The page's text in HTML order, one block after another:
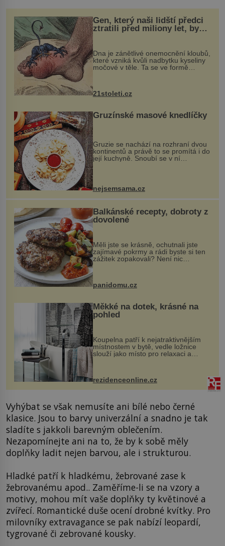
Gen, který naši lidští předci
ztratili před miliony let, by
mohl pomoci s léčbou
„nemoci králů“
Dna je zánětlivé onemocnění kloubů,
které vzniká kvůli nadbytku kyseliny
močové v těle. Ta se ve formě
nohou, a způsobuje bole...
21stoleti.cz
Gruzínské masové knedlíčky
Gruzie se nachází na rozhraní dvou
kontinentů a právě to se promítá i do
její kuchyně. Snoubí se v ní
evropské a asijské chutě a díky tomu
pokrmy, které rozhodně st...
nejsemsama.cz
Balkánské recepty, dobroty z
dovolené
Měli jste se krásně, ochutnali jste
zajímavé pokrmy a rádi byste si ten
zážitek zopakovali? Není nic
snazšího. Pljeskavica (10 porcí)
Možná jste ji ochutnali na dovolené v
panidomu.cz
Měkké na dotek, krásné na
pohled
Koupelna patří k nejatraktivnějším
místnostem v bytě, vedle ložnice
slouží jako místo pro relaxaci a
odpočinek. Koupelnový textil –
ručníky, osušky a koberečky –
mohou jako mávnutím kouzelného
proutku...
rezidenceonline.cz
Vyhýbat se však nemusíte ani bílé nebo černé
klasice. Jsou to barvy univerzální a snadno je tak
sladíte s jakkoli barevným oblečením.
Nezapomínejte ani na to, že by k sobě měly
doplňky ladit nejen barvou, ale i strukturou.
Hladké patří k hladkému, žebrované zase k
žebrovanému apod.. Zaměříme-li se na vzory a
motivy, mohou mít vaše doplňky ty květinové a
zvířecí. Romantické duše ocení drobné kvítky. Pro
milovníky extravagance se pak nabízí leopardí,
tygrované či zebrované kousky.